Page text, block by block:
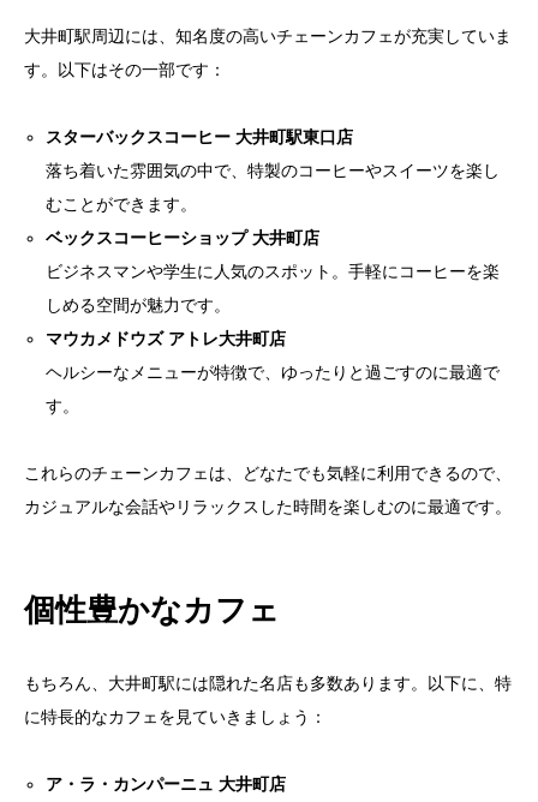
大井町駅周辺には、知名度の高いチェーンカフェが充実していま
す。以下はその一部です：
スターバックスコーヒー 大井町駅東口店
落ち着いた雰囲気の中で、特製のコーヒーやスイーツを楽し
むことができます。
ベックスコーヒーショップ 大井町店
ビジネスマンや学生に人気のスポット。手軽にコーヒーを楽
しめる空間が魅力です。
マウカメドウズ アトレ大井町店
ヘルシーなメニューが特徴で、ゆったりと過ごすのに最適で
す。
これらのチェーンカフェは、どなたでも気軽に利用できるので、
カジュアルな会話やリラックスした時間を楽しむのに最適です。
個性豊かなカフェ
もちろん、大井町駅には隠れた名店も多数あります。以下に、特
に特長的なカフェを見ていきましょう：
ア・ラ・カンパーニュ 大井町店